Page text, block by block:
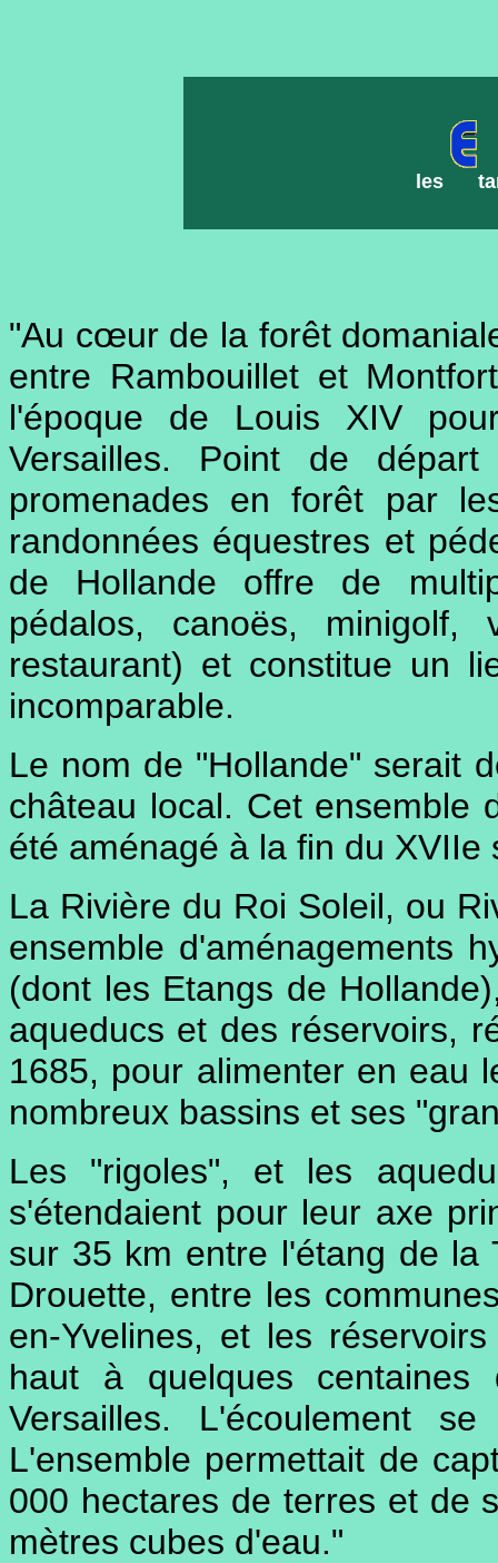
les
"Au cœur de la forêt
entre Rambouillet et
l'époque de Louis XIV
Versailles. Point de
promenades en forêt par
randonnées équestres et
de Hollande offre de
pédalos, canoës,
restaurant) et constitue un
incomparable.
Le nom de "Hollande" serait
château local. Cet ensemble
été aménagé à la fin du
La Rivière du Roi Soleil, ou
ensemble d'aménagements
(dont les Etangs de
aqueducs et des réservoirs,
1685, pour alimenter en eau
nombreux bassins et ses
Les "rigoles", et les
s'étendaient pour leur axe
sur 35 km entre l'étang de la
Drouette, entre les
en-Yvelines, et les
haut à quelques
Versailles. L'écoulement
L'ensemble permettait de
000 hectares de terres et de
mètres cubes d'eau."